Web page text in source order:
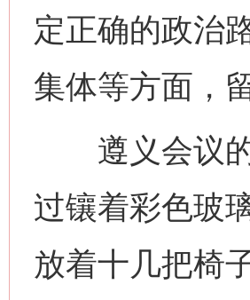
定正确的政治
集体等方面，
遵义会议的
过镶着彩色玻
放着十几把椅